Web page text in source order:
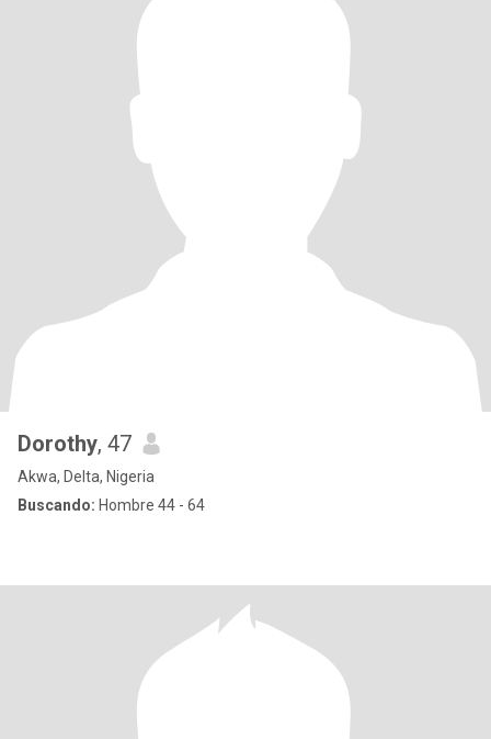
Dorothy, 47
Akwa, Delta, Nigeria
Buscando: Hombre 44 - 64